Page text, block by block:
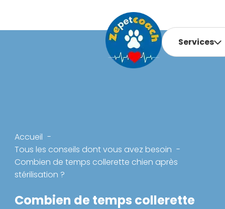
Services
Accueil
Tous les conseils dont vous avez besoin
Combien de temps collerette chien après
stérilisation ?
Combien de temps collerette